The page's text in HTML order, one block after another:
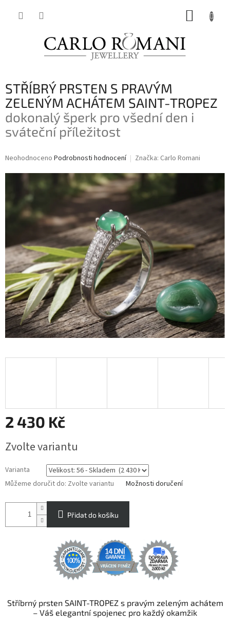
STŘÍBRÝ PRSTEN S PRAVÝM
ZELENÝM ACHÁTEM SAINT-TROPEZ
dokonalý šperk pro všední den i
sváteční příležitost
Průměrné
Neohodnoceno Podrobnosti hodnocení Značka: Carlo Romani
2 430 Kč
cena:
Zvolte variantu
Varianta
Můžeme doručit do: Zvolte variantu Možnosti doručení
Přidat do košíku
Stříbrný prsten SAINT-TROPEZ s pravým zeleným achátem
– Váš elegantní spojenec pro každý okamžik